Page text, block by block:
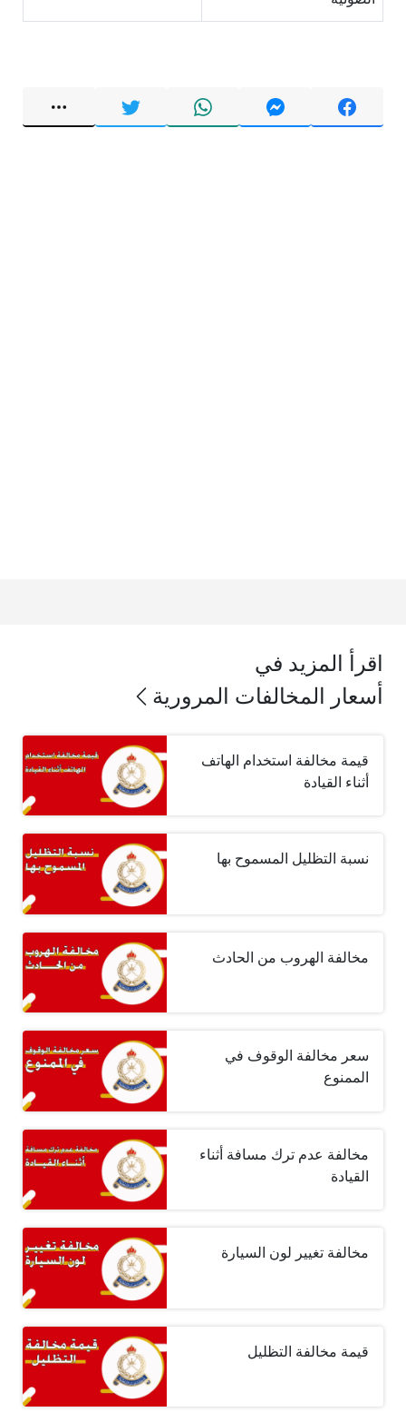
اقرأ المزيد في
أسعار المخالفات المرورية
قيمة مخالفة استخدام الهاتف
أثناء القيادة
نسبة التظليل المسموح بها
مخالفة الهروب من الحادث
سعر مخالفة الوقوف في
الممنوع
مخالفة عدم ترك مسافة أثناء
القيادة
مخالفة تغيير لون السيارة
قيمة مخالفة التظليل